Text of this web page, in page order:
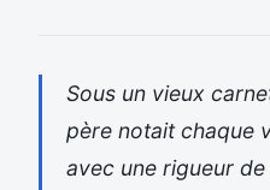
Sous un vieux
père notait chaque
avec une rigueur